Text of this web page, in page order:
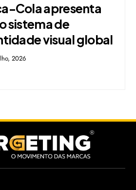
Cola apresenta
sistema de
visual global
2026